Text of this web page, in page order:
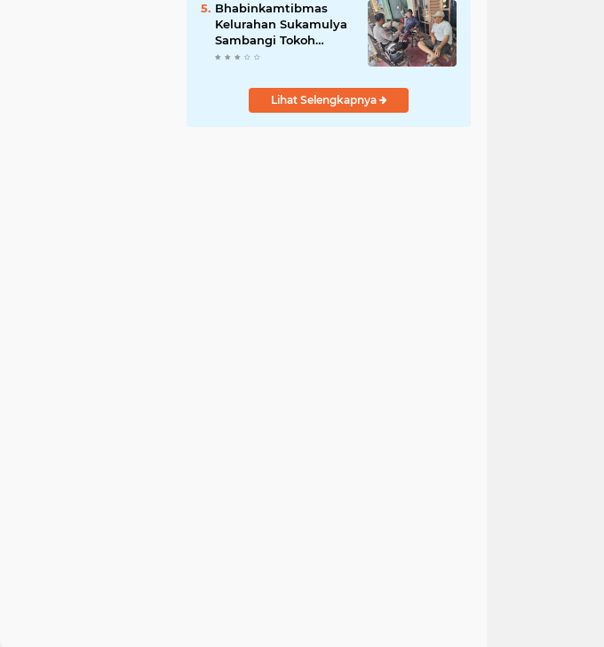
Bhabinkamtibmas
Kelurahan Sukamulya
Sambangi Tokoh
Masyarakat, Perkuat
Kamtibmas
Lihat Selengkapnya